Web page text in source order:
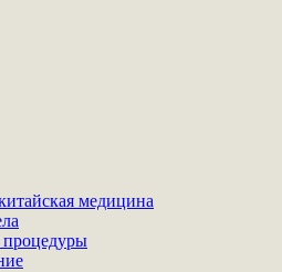
медицина
процедуры